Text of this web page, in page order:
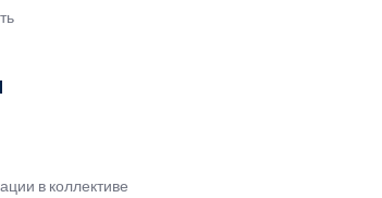
в коллективе